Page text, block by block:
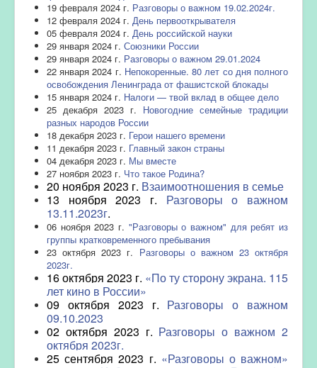
19 февраля 2024 г. Разговоры о важном 19.02.2024г.
12 февраля 2024 г. День первооткрывателя
05 февраля 2024 г. День российской науки
29 января 2024 г. Союзники России
29 января 2024 г. Разговоры о важном 29.01.2024
22 января 2024 г. Непокоренные. 80 лет со дня полного
освобождения Ленинграда от фашистской блокады
15 января 2024 г. Налоги — твой вклад в общее дело
25 декабря 2023 г. Новогодние семейные традиции
разных народов России
18 декабря 2023 г. Герои нашего времени
11 декабря 2023 г. Главный закон страны
04 декабря 2023 г. Мы вместе
27 ноября 2023 г. Что такое Родина?
20 ноября 2023 г. Взаимоотношения в семье
13 ноября 2023 г. Разговоры о важном
13.11.2023г.
06 ноября 2023 г. "Разговоры о важном" для ребят из
группы кратковременного пребывания
23 октября 2023 г. Разговоры о важном 23 октября
2023г.
16 октября 2023 г. «По ту сторону экрана. 115
лет кино в России»
09 октября 2023 г. Разговоры о важном
09.10.2023
02 октября 2023 г. Разговоры о важном 2
октября 2023г.
25 сентября 2023 г. «Разговоры о важном»